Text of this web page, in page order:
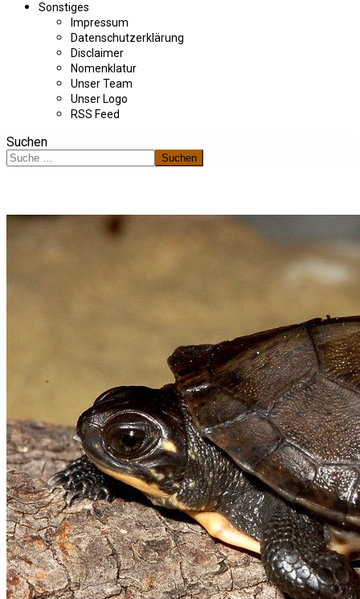
Sonstiges
Impressum
Datenschutzerklärung
Disclaimer
Nomenklatur
Unser Team
Unser Logo
RSS Feed
Suchen
Suchen